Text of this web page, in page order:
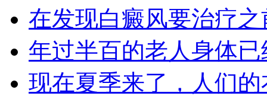
在发现白癜风要治疗
年过半百的老人身体
现在夏季来了，人们